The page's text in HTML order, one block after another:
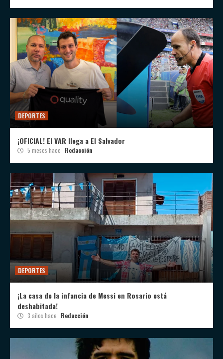
DEPORTES
¡OFICIAL! El VAR llega a El Salvador
5 meses hace Redacción
DEPORTES
¡La casa de la infancia de Messi en Rosario está
deshabitada!
3 años hace Redacción